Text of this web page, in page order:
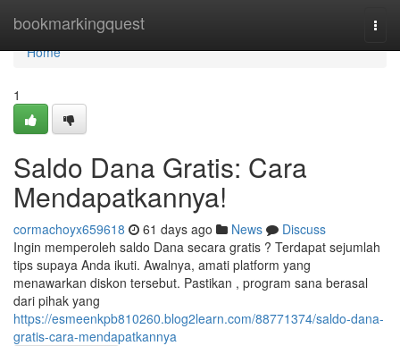
bookmarkingquest
Home
Home
1
Saldo Dana Gratis: Cara
Mendapatkannya!
cormachoyx659618 61 days ago News
Discuss
Ingin memperoleh saldo Dana secara gratis ? Terdapat sejumlah
tips supaya Anda ikuti. Awalnya, amati platform yang
menawarkan diskon tersebut. Pastikan , program sana berasal
dari pihak yang
https://esmeenkpb810260.blog2learn.com/88771374/saldo-dana-
gratis-cara-mendapatkannya